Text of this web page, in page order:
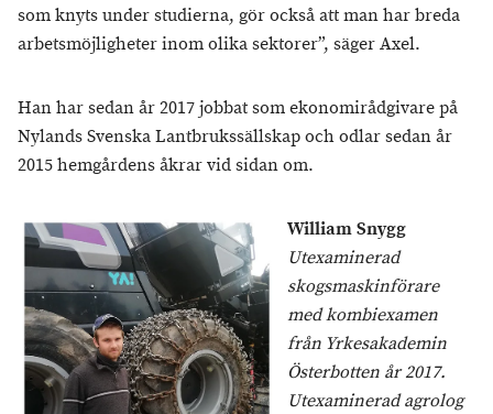
som knyts under studierna, gör också att man har breda
arbetsmöjligheter inom olika sektorer”, säger Axel.
Han har sedan år 2017 jobbat som ekonomirådgivare på
Nylands Svenska Lantbrukssällskap och odlar sedan år
2015 hemgårdens åkrar vid sidan om.
William Snygg
Utexaminerad
skogsmaskinförare
med kombiexamen
från Yrkesakademin
Österbotten år 2017.
Utexaminerad agrolog